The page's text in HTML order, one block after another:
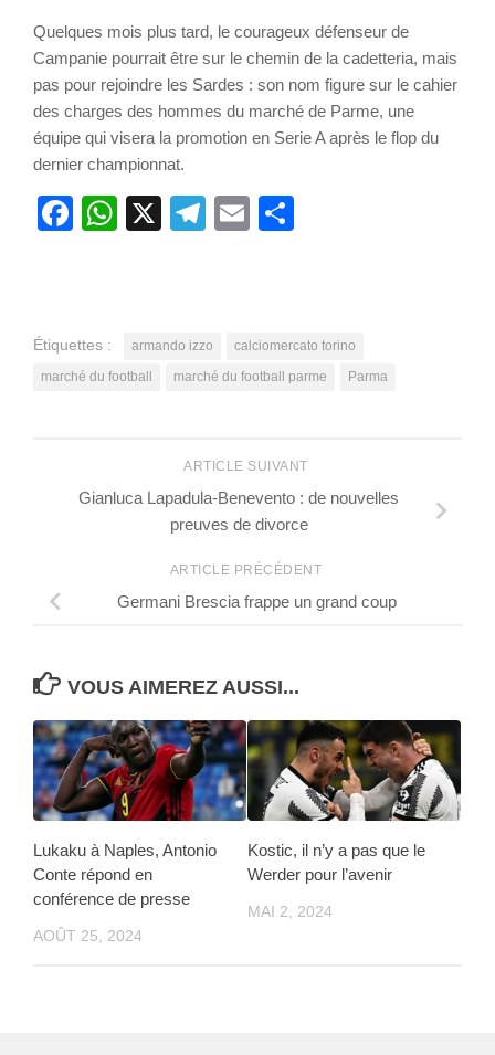
Quelques mois plus tard, le courageux défenseur de
Campanie pourrait être sur le chemin de la cadetteria, mais
pas pour rejoindre les Sardes : son nom figure sur le cahier
des charges des hommes du marché de Parme, une
équipe qui visera la promotion en Serie A après le flop du
dernier championnat.
Facebook
WhatsApp
X Telegram
Email
Étiquettes : armando izzo
calciomercato torino
marché du football
marché du football parme Parma
ARTICLE SUIVANT
Gianluca Lapadula-Benevento : de nouvelles
preuves de divorce
ARTICLE PRÉCÉDENT
Germani Brescia frappe un grand coup
VOUS AIMEREZ AUSSI...
Lukaku à Naples, Antonio
Conte répond en
conférence de presse
AOÛT 25, 2024
Kostic, il n’y a pas que le
Werder pour l’avenir
MAI 2, 2024